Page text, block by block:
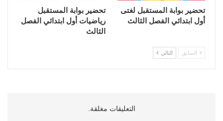
تحضير بوابة المستقبل لغتى
أول ابتدائي الفصل الثالث
تحضير بوابة المستقبل
رياضيات أول ابتدائي الفصل
الثالث
السابق التالي
التعليقات مغلقة.